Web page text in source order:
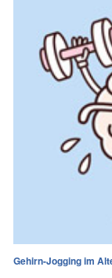
Gehirn-Jogging im